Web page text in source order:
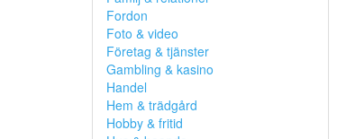
Fordon
Foto & video
Företag & tjänster
Gambling & kasino
Handel
Hem & trädgård
Hobby & fritid